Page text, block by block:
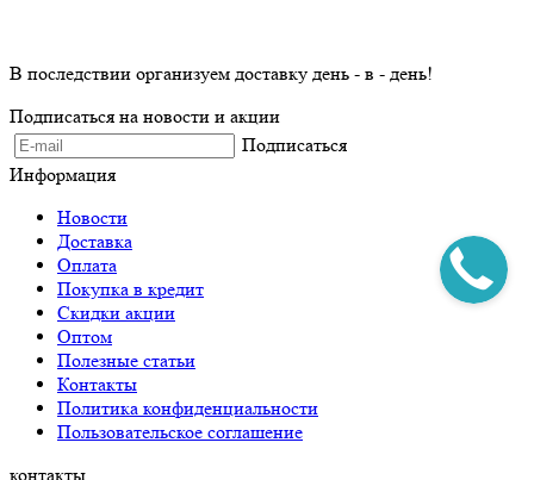
В последствии организуем доставку день - в - день!
Подписаться на новости и акции
Подписаться
Информация
Новости
Доставка
Оплата
Покупка в кредит
Скидки акции
Оптом
Полезные статьи
Контакты
Политика конфиденциальности
Пользовательское соглашение
контакты